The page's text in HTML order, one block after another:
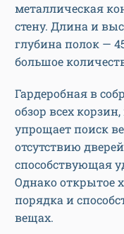
металлическая
стену. Длина и
глубина полок —
большое
Гардеробная в
обзор всех
упрощает поиск
отсутствию
способствующая
Однако открытое
порядка и
вещах.